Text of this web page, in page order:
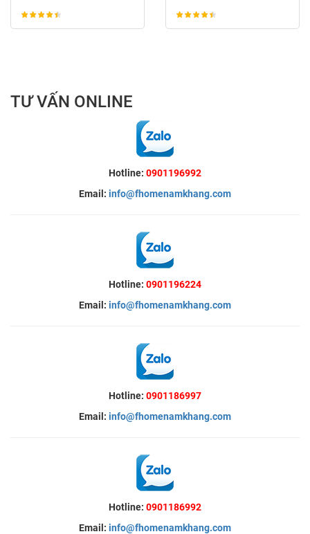
TƯ VẤN ONLINE
Hotline: 0901196992
Email: info@fhomenamkhang.com
Hotline: 0901196224
Email: info@fhomenamkhang.com
Hotline: 0901186997
Email: info@fhomenamkhang.com
Hotline: 0901186992
Email: info@fhomenamkhang.com